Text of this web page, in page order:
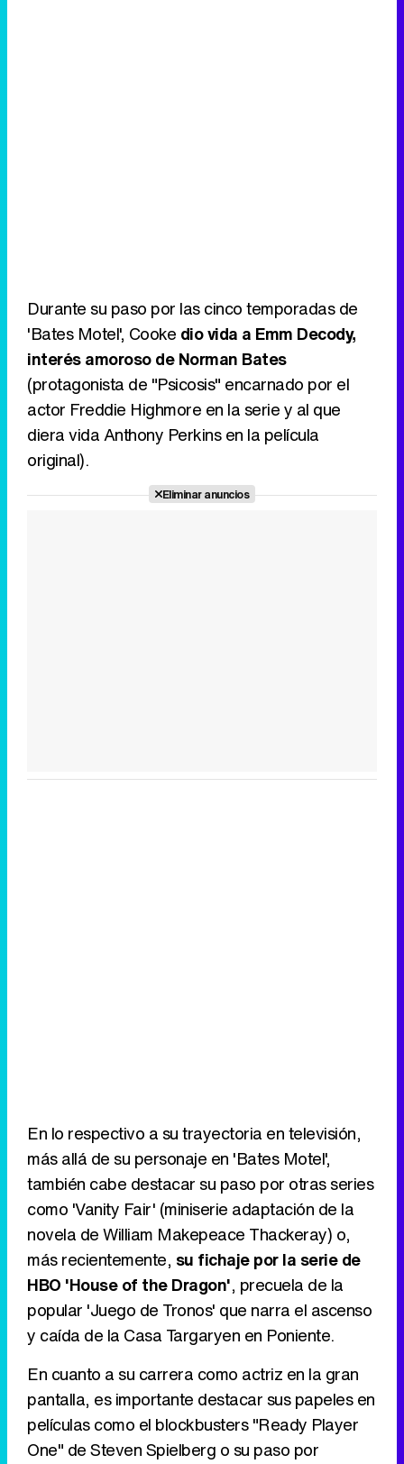
Durante su paso por las cinco temporadas de
'Bates Motel', Cooke dio vida a Emm Decody,
interés amoroso de Norman Bates
(protagonista de "Psicosis" encarnado por el
actor Freddie Highmore en la serie y al que
diera vida Anthony Perkins en la película
original).
Eliminar anuncios
En lo respectivo a su trayectoria en televisión,
más allá de su personaje en 'Bates Motel',
también cabe destacar su paso por otras series
como 'Vanity Fair' (miniserie adaptación de la
novela de William Makepeace Thackeray) o,
más recientemente, su fichaje por la serie de
HBO 'House of the Dragon', precuela de la
popular 'Juego de Tronos' que narra el ascenso
y caída de la Casa Targaryen en Poniente.
En cuanto a su carrera como actriz en la gran
pantalla, es importante destacar sus papeles en
películas como el blockbusters "Ready Player
One" de Steven Spielberg o su paso por